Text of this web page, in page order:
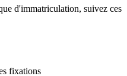
d'immatriculation, suivez ces
fixations